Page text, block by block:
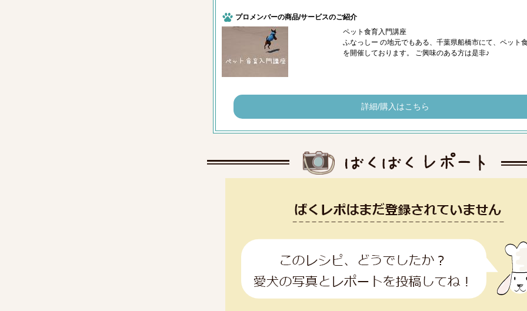
プロメンバーの商品/サービスのご紹介
ペット食育入門講座
ふなっしー の地元でもある、千葉県船橋市にて、ペット
を開催しております。 ご興味のある方は是非♪
詳細/購入はこちら